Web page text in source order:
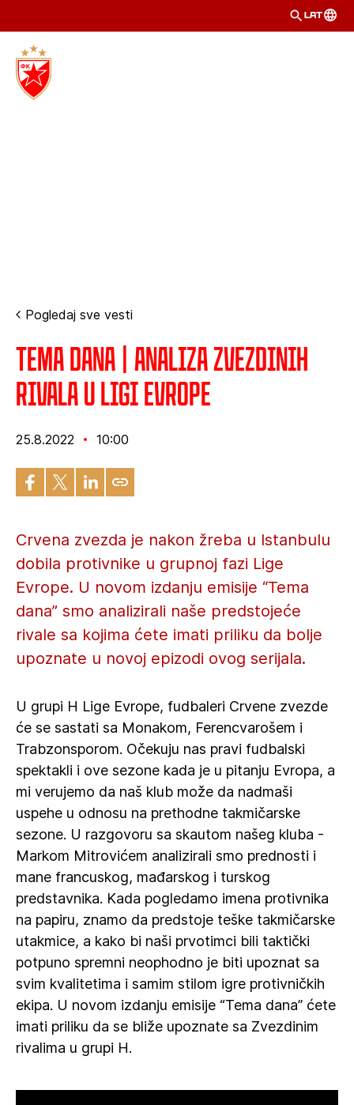
LAT
Pogledaj sve vesti
Tema dana | Analiza Zvezdinih
rivala u Ligi Evrope
25.8.2022 10:00
Crvena zvezda je nakon žreba u Istanbulu
dobila protivnike u grupnoj fazi Lige
Evrope. U novom izdanju emisije “Tema
dana” smo analizirali naše predstojeće
rivale sa kojima ćete imati priliku da bolje
upoznate u novoj epizodi ovog serijala.
U grupi H Lige Evrope, fudbaleri Crvene zvezde
će se sastati sa Monakom, Ferencvarošem i
Trabzonsporom. Očekuju nas pravi fudbalski
spektakli i ove sezone kada je u pitanju Evropa, a
mi verujemo da naš klub može da nadmaši
uspehe u odnosu na prethodne takmičarske
sezone. U razgovoru sa skautom našeg kluba -
Markom Mitrovićem analizirali smo prednosti i
mane francuskog, mađarskog i turskog
predstavnika. Kada pogledamo imena protivnika
na papiru, znamo da predstoje teške takmičarske
utakmice, a kako bi naši prvotimci bili taktički
potpuno spremni neophodno je biti upoznat sa
svim kvalitetima i samim stilom igre protivničkih
ekipa. U novom izdanju emisije “Tema dana” ćete
imati priliku da se bliže upoznate sa Zvezdinim
rivalima u grupi H.